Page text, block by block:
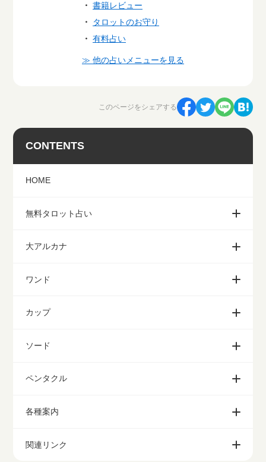
・ 書籍レビュー
・
タロットのお守り
・ 有料占い
≫ 他の占いメニューを見る
このページをシェアする
CONTENTS
HOME
無料タロット占い
大アルカナ
ワンド
カップ
ソード
ペンタクル
各種案内
関連リンク